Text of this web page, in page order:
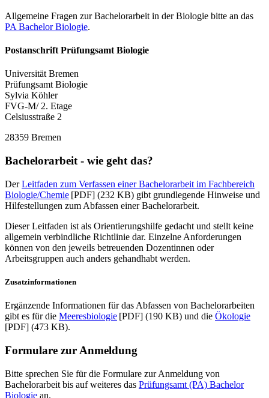
Allgemeine Fragen zur Bachelorarbeit in der Biologie bitte an das
PA Bachelor Biologie.
Postanschrift Prüfungsamt Biologie
Universität Bremen
Prüfungsamt Biologie
Sylvia Köhler
FVG-M/ 2. Etage
Celsiusstraße 2
28359 Bremen
Bachelorarbeit - wie geht das?
DerLeitfaden zum Verfassen einer Bachelorarbeit im Fachbereich
Biologie/Chemie [PDF] (232 KB) gibt grundlegende Hinweise und
Hilfestellungen zum Abfassen einer Bachelorarbeit.
Dieser Leitfaden ist als Orientierungshilfe gedacht und stellt keine
allgemein verbindliche Richtlinie dar. Einzelne Anforderungen
können von den jeweils betreuenden Dozentinnen oder
Arbeitsgruppen auch anders gehandhabt werden.
Zusatzinformationen
Ergänzende Informationen für das Abfassen von Bachelorarbeiten
gibt es für die Meeresbiologie [PDF] (190 KB) und die Ökologie
[PDF] (473 KB).
Formulare zur Anmeldung
Bitte sprechen Sie für die Formulare zur Anmeldung von
Bachelorarbeit bis auf weiteres das Prüfungsamt (PA) Bachelor
Biologie an.